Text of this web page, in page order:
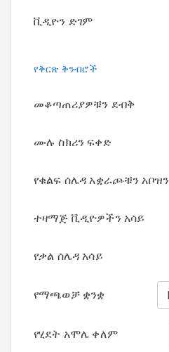
ቪዲዮን ድገም
የቅርጽ ቅንብሮች
መቆጣጠሪያዎቹን ደብቅ
ሙሉ ስክሪን ፍቀድ
የቁልፍ ሰሌዳ አቋራጮቹን አቦዝን
ተዛማጅ ቪዲዮዎችን አሳይ
የቃል ሰሌዳ አሳይ
የማጫወቻ ቋንቋ
የሂደት አሞሌ ቀለም